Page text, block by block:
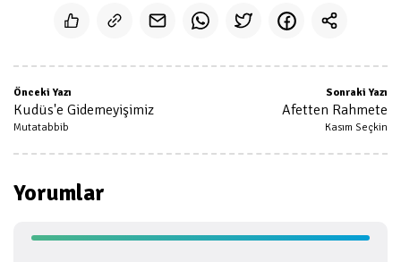
Önceki Yazı
Kudüs'e Gidemeyişimiz
Mutatabbib
Sonraki Yazı
Afetten Rahmete
Kasım Seçkin
Yorumlar